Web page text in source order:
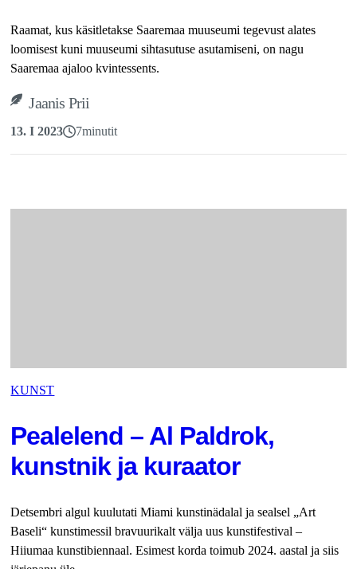
Raamat, kus käsitletakse Saaremaa muuseumi tegevust alates
loomisest kuni muuseumi sihtasutuse asutamiseni, on nagu
Saaremaa ajaloo kvintessents.
Jaanis Prii
13. I 2023 7minutit
KUNST
Pealelend – Al Paldrok,
kunstnik ja kuraator
Detsembri algul kuulutati Miami kunsti­nädalal ja sealsel „Art
Baseli“ kunstimessil bravuurikalt välja uus kunstifestival –
Hiiumaa kunstibiennaal. Esimest korda toimub 2024. aastal ja siis